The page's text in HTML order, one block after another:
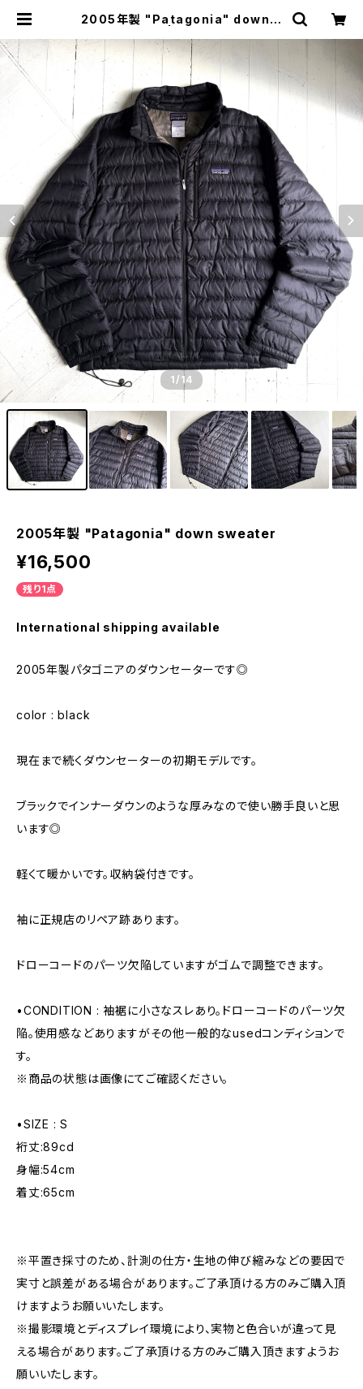
2005年製 "Patagonia" down s
1/14
2005年製 "Patagonia" down sweater
¥16,500
残り1点
International shipping available
2005年製パタゴニアのダウンセーターです◎
color : black
現在まで続くダウンセーターの初期モデルです。
ブラックでインナーダウンのような厚みなので使い勝手良いと思
います◎
軽くて暖かいです。収納袋付きです。
袖に正規店のリペア跡あります。
ドローコードのパーツ欠陥していますがゴムで調整できます。
•CONDITION : 袖裾に小さなスレあり。ドローコードのパーツ欠
陥。使用感などありますがその他一般的なusedコンディションで
す。
※商品の状態は画像にてご確認ください。
•SIZE : S
裄丈:89cd
身幅:54cm
着丈:65cm
※平置き採寸のため、計測の仕方・生地の伸び縮みなどの要因で
実寸と誤差がある場合があります。ご了承頂ける方のみご購入頂
けますようお願いいたします。
※撮影環境とディスプレイ環境により、実物と色合いが違って見
える場合があります。ご了承頂ける方のみご購入頂きますようお
願いいたします。